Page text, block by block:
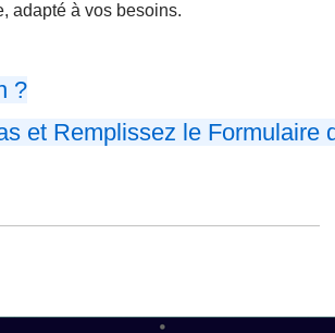
adapté à vos besoins.
?
et Remplissez le Formulaire